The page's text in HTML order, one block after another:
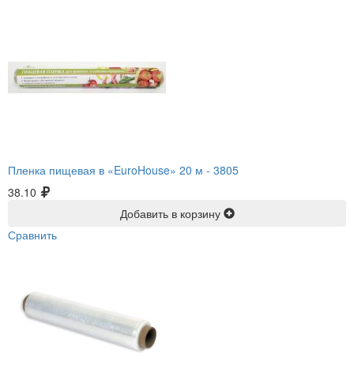
Пленка пищевая в «EuroHouse» 20 м - 3805
38.10
Добавить в корзину
Сравнить